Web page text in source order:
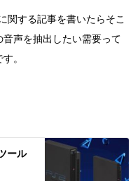
関する記事を書いたらそこ
声を抽出したい需要って
。
ール